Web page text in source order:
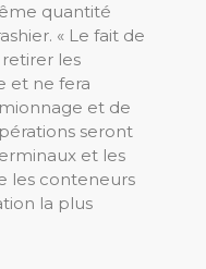
quantité
« Le fait de
les
et ne fera
et de
seront
et les
les conteneurs
la plus